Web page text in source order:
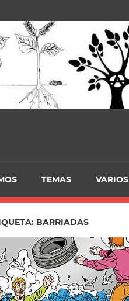
TEMAS VARIOS
BARRIADAS